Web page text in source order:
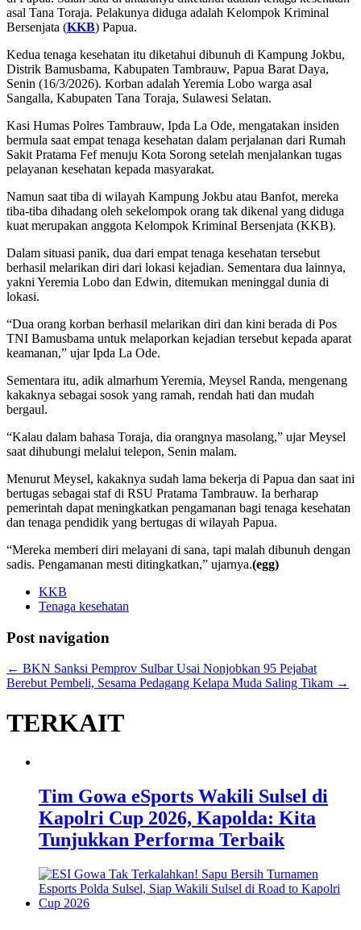
asal Tana Toraja. Pelakunya diduga adalah Kelompok Kriminal
Bersenjata (KKB) Papua.
Kedua tenaga kesehatan itu diketahui dibunuh di Kampung Jokbu,
Distrik Bamusbama, Kabupaten Tambrauw, Papua Barat Daya,
Senin (16/3/2026). Korban adalah Yeremia Lobo warga asal
Sangalla, Kabupaten Tana Toraja, Sulawesi Selatan.
Kasi Humas Polres Tambrauw, Ipda La Ode, mengatakan insiden
bermula saat empat tenaga kesehatan dalam perjalanan dari Rumah
Sakit Pratama Fef menuju Kota Sorong setelah menjalankan tugas
pelayanan kesehatan kepada masyarakat.
Namun saat tiba di wilayah Kampung Jokbu atau Banfot, mereka
tiba-tiba dihadang oleh sekelompok orang tak dikenal yang diduga
kuat merupakan anggota Kelompok Kriminal Bersenjata (KKB).
Dalam situasi panik, dua dari empat tenaga kesehatan tersebut
berhasil melarikan diri dari lokasi kejadian. Sementara dua lainnya,
yakni Yeremia Lobo dan Edwin, ditemukan meninggal dunia di
lokasi.
“Dua orang korban berhasil melarikan diri dan kini berada di Pos
TNI Bamusbama untuk melaporkan kejadian tersebut kepada aparat
keamanan,” ujar Ipda La Ode.
Sementara itu, adik almarhum Yeremia, Meysel Randa, mengenang
kakaknya sebagai sosok yang ramah, rendah hati dan mudah
bergaul.
“Kalau dalam bahasa Toraja, dia orangnya masolang,” ujar Meysel
saat dihubungi melalui telepon, Senin malam.
Menurut Meysel, kakaknya sudah lama bekerja di Papua dan saat ini
bertugas sebagai staf di RSU Pratama Tambrauw. Ia berharap
pemerintah dapat meningkatkan pengamanan bagi tenaga kesehatan
dan tenaga pendidik yang bertugas di wilayah Papua.
“Mereka memberi diri melayani di sana, tapi malah dibunuh dengan
sadis. Pengamanan mesti ditingkatkan,” ujarnya.(egg)
KKB
Tenaga kesehatan
Post navigation
← BKN Sanksi Pemprov Sulbar Usai Nonjobkan 95 Pejabat
Berebut Pembeli, Sesama Pedagang Kelapa Muda Saling Tikam →
TERKAIT
Tim Gowa eSports Wakili Sulsel di
Kapolri Cup 2026, Kapolda: Kita
Tunjukkan Performa Terbaik